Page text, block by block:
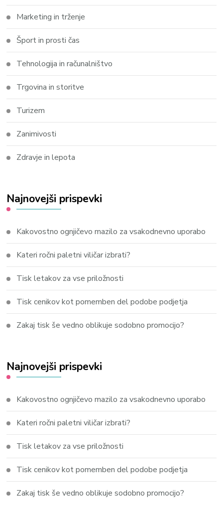
Marketing in trženje
Šport in prosti čas
Tehnologija in računalništvo
Trgovina in storitve
Turizem
Zanimivosti
Zdravje in lepota
Najnovejši prispevki
Kakovostno ognjičevo mazilo za vsakodnevno uporabo
Kateri ročni paletni viličar izbrati?
Tisk letakov za vse priložnosti
Tisk cenikov kot pomemben del podobe podjetja
Zakaj tisk še vedno oblikuje sodobno promocijo?
Najnovejši prispevki
Kakovostno ognjičevo mazilo za vsakodnevno uporabo
Kateri ročni paletni viličar izbrati?
Tisk letakov za vse priložnosti
Tisk cenikov kot pomemben del podobe podjetja
Zakaj tisk še vedno oblikuje sodobno promocijo?